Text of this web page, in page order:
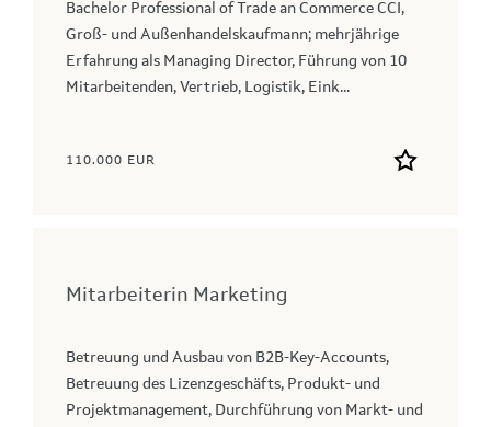
Bachelor Professional of Trade an Commerce CCI,
Groß- und Außenhandelskaufmann; mehrjährige
Erfahrung als Managing Director, Führung von 10
Mitarbeitenden, Vertrieb, Logistik, Eink...
110.000 EUR
Mitarbeiterin Marketing
Betreuung und Ausbau von B2B-Key-Accounts,
Betreuung des Lizenzgeschäfts, Produkt- und
Projektmanagement, Durchführung von Markt- und